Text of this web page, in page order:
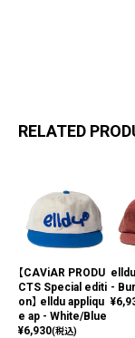
RELATED
【CAViAR PRODU
CTS Special editi
on】 elldu appliqu
e ap - White/Blue
¥6,930(税込)
-
¥